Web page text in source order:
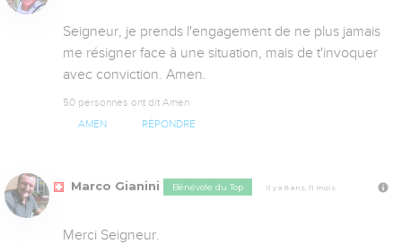
Seigneur, je prends l'engagement de ne plus jamais
me résigner face à une situation, mais de t'invoquer
avec conviction. Amen.
50 personnes ont dit Amen
AMEN RÉPONDRE
Marco Gianini Bénévole du Top Il y a 8 ans, 11 mois
Merci Seigneur.